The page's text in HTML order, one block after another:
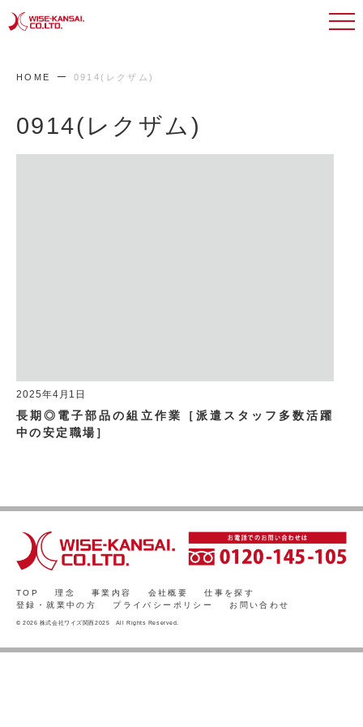
HOME 0914(レクザム)
0914(レクザム)
2025年4月1日
長期◎電子部品の組立作業［派遣スタッフ多数活躍
中の安定職場］
TOP 理念 事業内容 会社概要
仕事を探す
登録・就業中の方
プライバシーポリシー お問い合わせ
© 2026 株式会社ワイズ関西2025 All Rights Reserved.